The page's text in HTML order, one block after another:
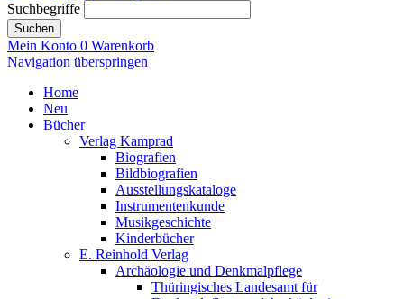
Suchbegriffe
Suchen
Mein Konto 0 Warenkorb
Navigation überspringen
Home
Neu
Bücher
Verlag Kamprad
Biografien
Bildbiografien
Ausstellungskataloge
Instrumentenkunde
Musikgeschichte
Kinderbücher
E. Reinhold Verlag
Archäologie und Denkmalpflege
Thüringisches Landesamt für